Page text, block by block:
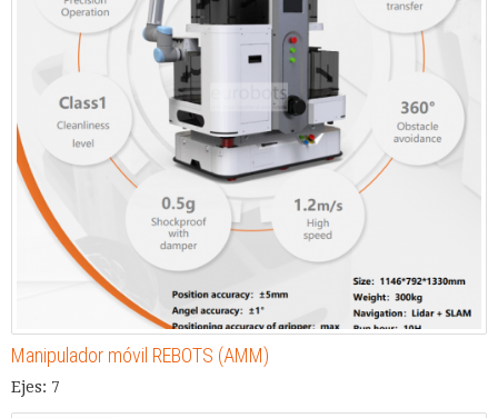
Manipulador móvil REBOTS (AMM)
Ejes: 7